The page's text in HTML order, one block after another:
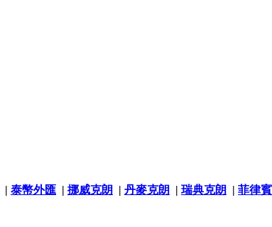
| 泰幣外匯 | 挪威克朗 | 丹麥克朗 | 瑞典克朗 | 菲律賓